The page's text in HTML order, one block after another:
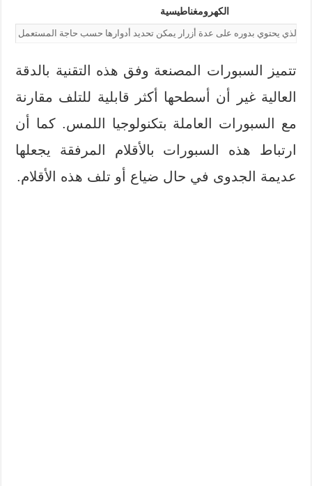
الكهرومغناطيسية
تتميز السبورات المصنعة وفق هذه التقنية بالدقة
العالية غير أن أسطحها أكثر قابلية للتلف مقارنة
مع السبورات العاملة بتكنولوجيا اللمس. كما أن
ارتباط هذه السبورات بالأقلام المرفقة يجعلها
عديمة الجدوى في حال ضياع أو تلف هذه الأقلام.